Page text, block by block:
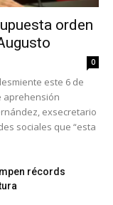
orden
0
este 6 de
aprehensión
exsecretario
sociales que “esta
récords